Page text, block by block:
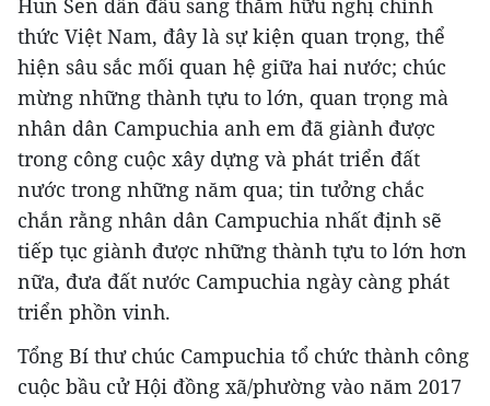
Hun Sen dẫn đầu sang thăm hữu nghị chính
thức Việt Nam, đây là sự kiện quan trọng, thể
hiện sâu sắc mối quan hệ giữa hai nước; chúc
mừng những thành tựu to lớn, quan trọng mà
nhân dân Campuchia anh em đã giành được
trong công cuộc xây dựng và phát triển đất
nước trong những năm qua; tin tưởng chắc
chắn rằng nhân dân Campuchia nhất định sẽ
tiếp tục giành được những thành tựu to lớn hơn
nữa, đưa đất nước Campuchia ngày càng phát
triển phồn vinh.
Tổng Bí thư chúc Campuchia tổ chức thành công
cuộc bầu cử Hội đồng xã/phường vào năm 2017